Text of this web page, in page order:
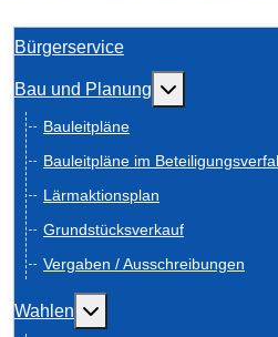
Bürgerservice
Bau und Planung Weitere
Bauleitpläne
Bauleitpläne im
Lärmaktionsplan
Grundstücksverkauf
Vergaben / Ausschreibungen
Wahlen Weitere Informationen: